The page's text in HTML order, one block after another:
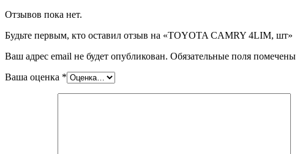
Отзывов пока нет.
Будьте первым, кто оставил отзыв на «TOYOTA CAMRY 4LIM, шт»
Ваш адрес email не будет опубликован. Обязательные поля помечены
Ваша оценка *